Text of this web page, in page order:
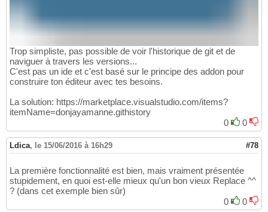
Trop simpliste, pas possible de voir l'historique de git et de
naviguer à travers les versions...
C'est pas un ide et c'est basé sur le principe des addon pour
construire ton éditeur avec tes besoins.
La solution: https://marketplace.visualstudio.com/items?
itemName=donjayamanne.githistory
0
0
Ldica, le 15/06/2016 à 16h29 #78
La première fonctionnalité est bien, mais vraiment présentée
stupidement, en quoi est-elle mieux qu'un bon vieux Replace ^^
? (dans cet exemple bien sûr)
0
0